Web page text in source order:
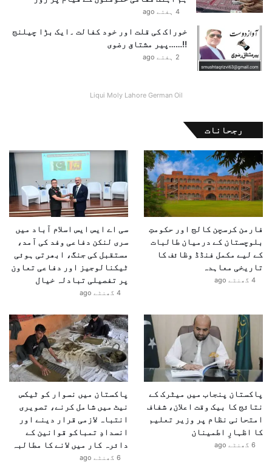
4 ہفتے ago
خوراک کی قلت اور خود کفالت ۔ایک بڑا چیلنج
!!……پیر مشتاق رضوی
2 ہفتے ago
Liqui Moly Lahore German Oil
رجحانات
فارمن کرسچن کالج اور حکومتِ
بلوچستان کے درمیان طالبات
کے لیے مکمل فنڈڈ وظائف کا
تاریخی معاہدہ
4 گھنٹے ago
سی اے ایس ایس اسلام آباد میں
سری لنکن دفاعی وفد کی آمد،
مستقبل کی جنگ، ابھرتی ہوئی
ٹیکنالوجیز اور دفاعی تعاون
پر تفصیلی تبادلہ خیال
4 گھنٹے ago
پاکستان پنجاب میں میٹرک کے
نتائج کا بیک وقت اعلان، شفاف
امتحانی نظام پر وزیر تعلیم
کا اظہارِ اطمینان
6 گھنٹے ago
پاکستان میں نسوار کو ٹیکس
نیٹ میں شامل کرنے، تصویری
انتباہ لازمی قرار دینے اور
انسدادِ تمباکو قوانین کے
دائرہ کار میں لانے کا مطالبہ
6 گھنٹے ago